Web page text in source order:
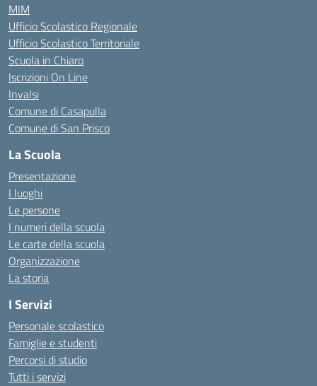
MIM
Ufficio Scolastico Regionale
Ufficio Scolastico Territoriale
Scuola in Chiaro
Iscrizioni On Line
Invalsi
Comune di Casapulla
Comune di San Prisco
La Scuola
Presentazione
I luoghi
Le persone
I numeri della scuola
Le carte della scuola
Organizzazione
La storia
I Servizi
Personale scolastico
Famiglie e studenti
Percorsi di studio
Tutti i servizi